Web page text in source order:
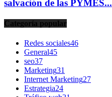
salvación de las PYMES...
Categoría popular
Redes sociales46
General45
seo37
Marketing31
Internet Marketing27
Estrategia24